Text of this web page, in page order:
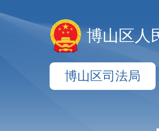
博山区人
博山区司法局